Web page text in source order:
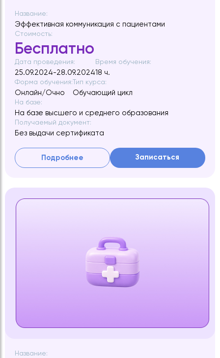
Название:
Эффективная коммуникация с пациентами
Стоимость:
Бесплатно
Дата проведения:
25.09.2024-28.09.2024
Время обучения:
18 ч.
Форма обучения:
Онлайн/Очно
Тип курса:
Обучающий цикл
На базе:
На базе высшего и среднего образования
Получаемый документ:
Без выдачи сертификата
Подробнее Записаться
Название: